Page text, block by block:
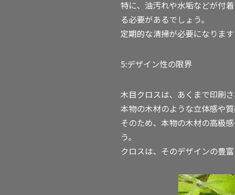
特に、油汚れや水垢などが付
る必要があるでしょう。
定期的な清掃が必要になりま
5:デザイン性の限界
木目クロスは、あくまで印刷さ
本物の木材のような立体感や質
そのため、本物の木材の高級
う。
クロスは、そのデザインの豊